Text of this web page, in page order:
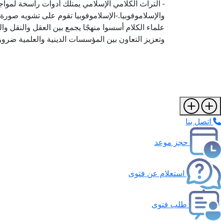
- التراث الكلامي الإسلامي يمتلك أدوات راسخة
والإسلاموفوبيا.-الإسلاموفوبيا تقوم على تشويه
علماء الكلام أسسوا منهجًا يجمع بين العقل والنقل
وتعزيز التعاون بين المؤسسات الدينية والعلمية
اتصل بنا
حجز موعد
استعلام عن فتوى
طلب فتوى